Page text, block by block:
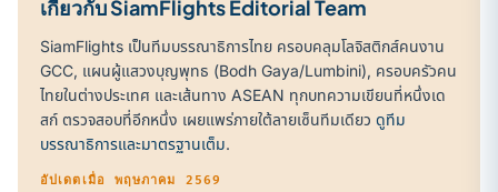
เกี่ยวกับ SiamFlights Editorial Team
SiamFlights เป็นทีมบรรณาธิการไทย ครอบคลุมโลจิสติกส์คนงาน
GCC, แผนผู้แสวงบุญพุทธ (Bodh Gaya/Lumbini), ครอบครัวคน
ไทยในต่างประเทศ และเส้นทาง ASEAN ทุกบทความเขียนที่หนึ่งเด
สก์ ตรวจสอบที่อีกหนึ่ง เผยแพร่ภายใต้ลายเซ็นทีมเดียว ดูทีม
บรรณาธิการและมาตรฐานเต็ม.
อัปเดตเมื่อ พฤษภาคม 2569